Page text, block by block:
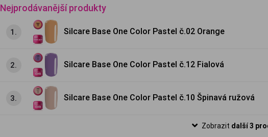
Nejprodávanější produkty
1. Silcare Base One Color Pastel č.02 Orange
2. Silcare Base One Color Pastel č.12 Fialová
3. Silcare Base One Color Pastel č.10 Špinavá ružová
Zobrazit další 3